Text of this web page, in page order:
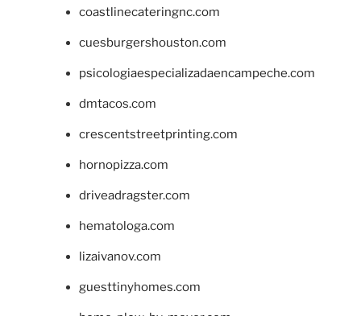
coastlinecateringnc.com
cuesburgershouston.com
psicologiaespecializadaencampeche.com
dmtacos.com
crescentstreetprinting.com
hornopizza.com
driveadragster.com
hematologa.com
lizaivanov.com
guesttinyhomes.com